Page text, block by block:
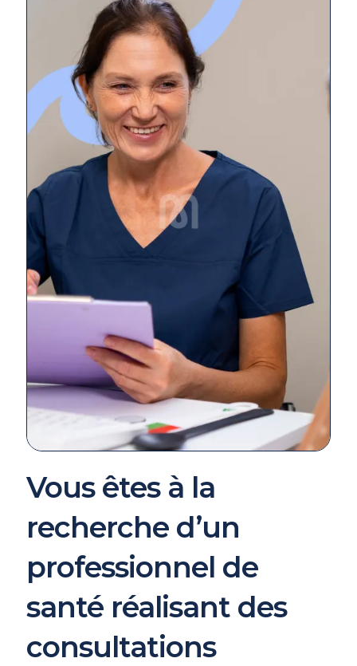
Vous êtes à la
recherche d’un
professionnel de
santé réalisant des
consultations